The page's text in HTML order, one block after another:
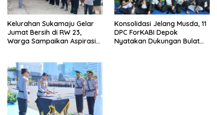
Kelurahan Sukamaju Gelar
Jumat Bersih di RW 23,
Warga Sampaikan Aspirasi
Konsolidasi Jelang Musda, 11
DPC ForKABI Depok
Nyatakan Dukungan Bulat